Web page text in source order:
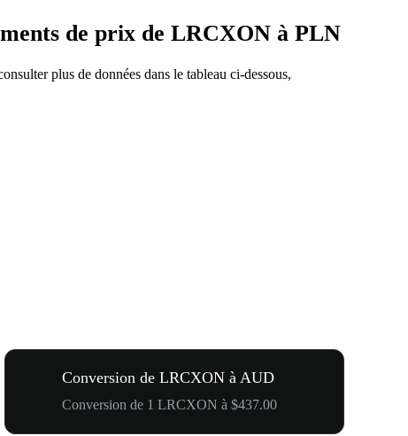
de prix de LRCXON à PLN
plus de données dans le tableau ci-dessous,
Conversion de LRCXON à AUD
Conversion de 1 LRCXON à $437.00